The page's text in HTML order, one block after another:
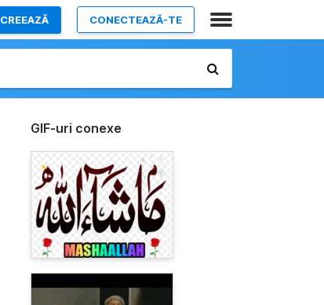
CREEAZĂ CONECTEAZĂ-TE
GIF-uri conexe